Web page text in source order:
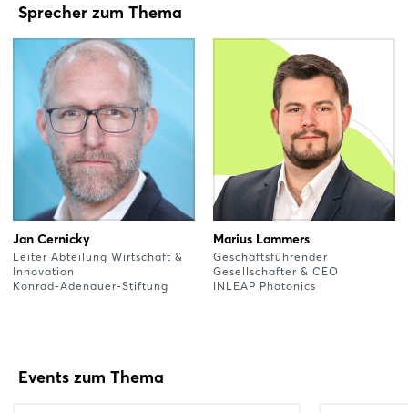
Sprecher zum Thema
Jan Cernicky
Leiter Abteilung Wirtschaft &
Innovation
Konrad-Adenauer-Stiftung
Marius Lammers
Geschäftsführender
Gesellschafter & CEO
INLEAP Photonics
Events zum Thema